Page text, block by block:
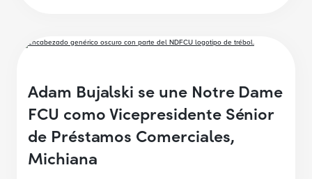
Adam Bujalski se une Notre Dame
FCU como Vicepresidente Sénior
de Préstamos Comerciales,
Michiana